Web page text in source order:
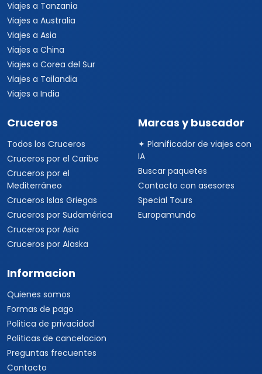
Viajes a Tanzania
Viajes a Australia
Viajes a Asia
Viajes a China
Viajes a Corea del Sur
Viajes a Tailandia
Viajes a India
Cruceros
Todos los Cruceros
Cruceros por el Caribe
Cruceros por el
Mediterráneo
Cruceros Islas Griegas
Cruceros por Sudamérica
Cruceros por Asia
Cruceros por Alaska
Marcas y buscador
✦ Planificador de viajes con
IA
Buscar paquetes
Contacto con asesores
Special Tours
Europamundo
Informacion
Quienes somos
Formas de pago
Politica de privacidad
Politicas de cancelacion
Preguntas frecuentes
Contacto